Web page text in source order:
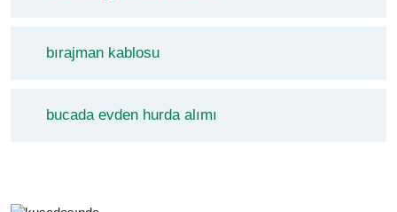
bırajman kablosu
bucada evden hurda alımı